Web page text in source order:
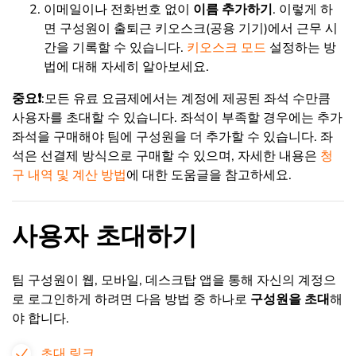
이메일이나 전화번호 없이 이름 추가하기. 이렇게 하
면 구성원이 출퇴근 키오스크(공용 기기)에서 근무 시
간을 기록할 수 있습니다. 키오스크 모드 설정하는 방
법에 대해 자세히 알아보세요.
중요❗️:모든 유료 요금제에서는 계정에 제공된 좌석 수만큼
사용자를 초대할 수 있습니다. 좌석이 부족할 경우에는 추가
좌석을 구매해야 팀에 구성원을 더 추가할 수 있습니다. 좌
석은 선결제 방식으로 구매할 수 있으며, 자세한 내용은 청
구 내역 및 계산 방법에 대한 도움글을 참고하세요.
사용자 초대하기
팀 구성원이 웹, 모바일, 데스크탑 앱을 통해 자신의 계정으
로 로그인하게 하려면 다음 방법 중 하나로 구성원을 초대해
야 합니다.